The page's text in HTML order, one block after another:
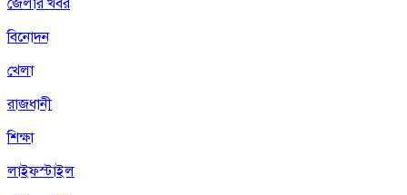
জেলার খবর
বিনোদন
খেলা
রাজধানী
শিক্ষা
লাইফস্টাইল